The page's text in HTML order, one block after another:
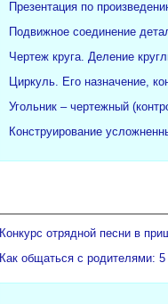
Презентация по
Подвижное соединение
Чертеж круга. Деление
Циркуль. Его назначение,
Угольник – чертежный
Конструирование
Конкурс отрядной песни в
Как общаться с родителями: 5